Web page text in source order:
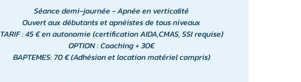
Séance demi-journée - Apnée en verticalité
Ouvert aux débutants et apnéistes de tous niveaux
TARIF : 45 € en autonomie (certification AIDA,CMAS, SSI requise)
OPTION : Coaching + 30€
BAPTEMES: 70 € (Adhésion et location matériel compris)